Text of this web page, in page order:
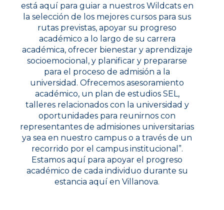
está aquí para guiar a nuestros Wildcats en
la selección de los mejores cursos para sus
rutas previstas, apoyar su progreso
académico a lo largo de su carrera
académica, ofrecer bienestar y aprendizaje
socioemocional, y planificar y prepararse
para el proceso de admisión a la
universidad. Ofrecemos asesoramiento
académico, un plan de estudios SEL,
talleres relacionados con la universidad y
oportunidades para reunirnos con
representantes de admisiones universitarias
ya sea en nuestro campus o a través de un
recorrido por el campus institucional”.
Estamos aquí para apoyar el progreso
académico de cada individuo durante su
estancia aquí en Villanova.